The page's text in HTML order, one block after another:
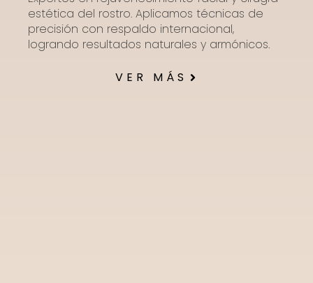
estética del rostro. Aplicamos técnicas de
precisión con respaldo internacional,
logrando resultados naturales y armónicos.
VER MÁS